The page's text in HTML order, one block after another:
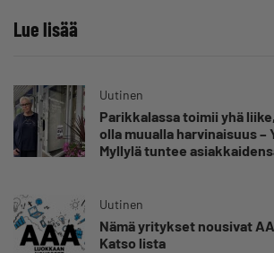
Lue lisää
Uutinen
Parikkalassa toimii yhä
olla muualla harvinaisuus –
Myllylä tuntee
Uutinen
Nämä yritykset nousivat
Katso lista